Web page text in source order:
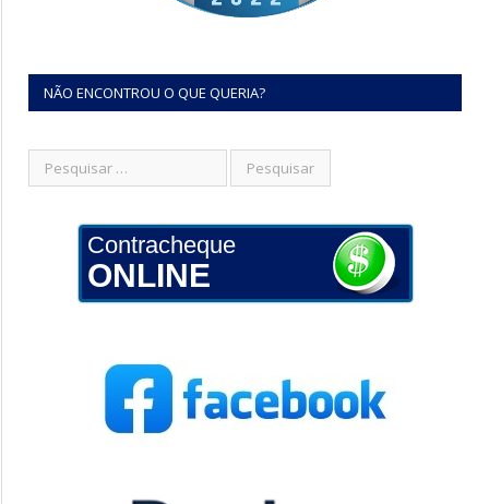
NÃO ENCONTROU O QUE QUERIA?
Contracheque
ONLINE